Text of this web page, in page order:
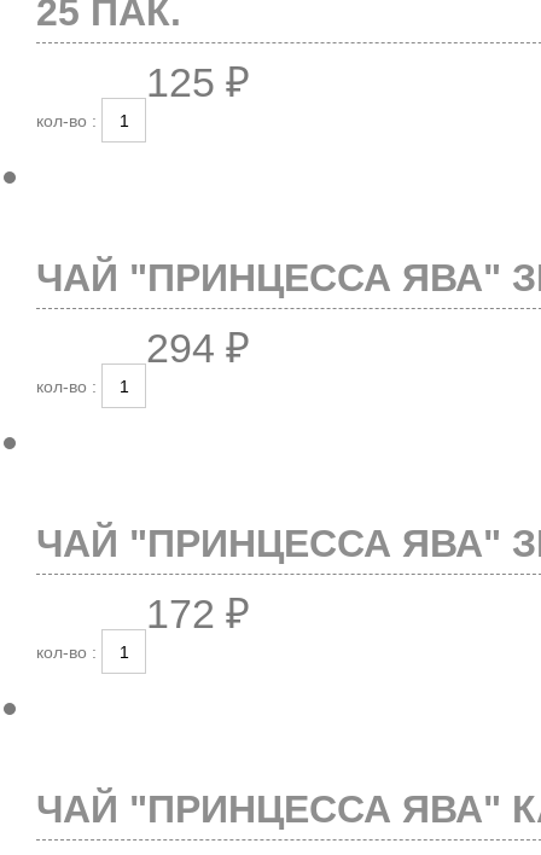
25 ПАК.
125 ₽
кол-во :
ЧАЙ "ПРИНЦЕССА ЯВА"
294 ₽
кол-во :
ЧАЙ "ПРИНЦЕССА ЯВА"
172 ₽
кол-во :
ЧАЙ "ПРИНЦЕССА ЯВА"